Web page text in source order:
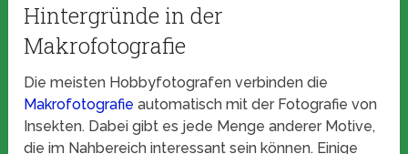
Hintergründe in der
Makrofotografie
Die meisten Hobbyfotografen verbinden die
Makrofotografie automatisch mit der Fotografie von
Insekten. Dabei gibt es jede Menge anderer Motive,
die im Nahbereich interessant sein können. Einige